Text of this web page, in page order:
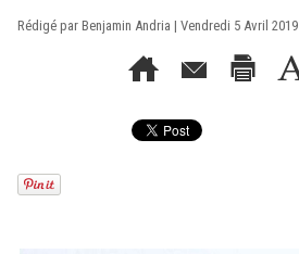
Rédigé par Benjamin Andria | Vendredi 5 Avril 2019